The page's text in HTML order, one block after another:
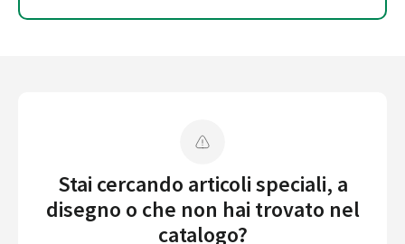
Stai cercando articoli speciali, a
disegno o che non hai trovato nel
catalogo?